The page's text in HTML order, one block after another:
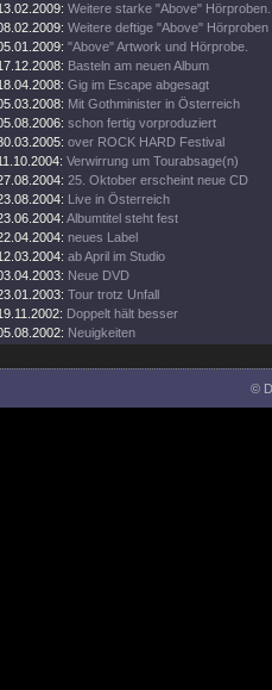
Weitere starke "Above" Hörproben.
Weitere deftige "Above" Hörproben
"Above" Artwork und Hörprobe.
Basteln am neuen Album
Gig im Escape abgesagt
Mit Gothminister in Österreich
schon fertig vorproduziert
over ROCK HARD Festival
Verwirrung um Tourabsage(n)
25. Oktober erscheint neue CD
Live in Österreich
Albumtitel steht fest
neues Label
ab April im Studio
Neue DVD
Tour trotz Unfall
Doppelt hält besser
Neuigkeiten
©